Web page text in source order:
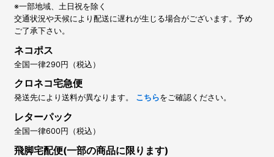
※一部地域、土日祝を除く
交通状況や天候により配送に遅れが生じる場合がございます。予め
ご了承下さい。
ネコポス
全国一律290円（税込）
クロネコ宅急便
発送先により送料が異なります。 こちらをご確認ください。
レターパック
全国一律600円（税込）
飛脚宅配便(一部の商品に限ります)